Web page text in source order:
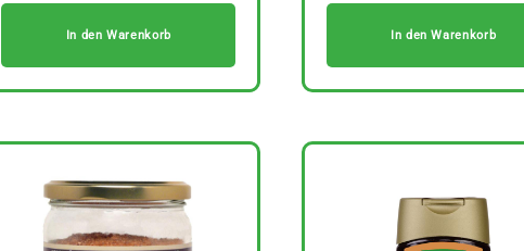
In den Warenkorb In den Warenkorb